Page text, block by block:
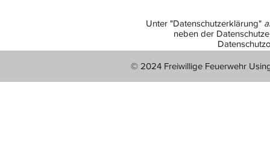
Unter "Datenschutzerklärung"
neben der
© 2024 Freiwillige Feuerwehr